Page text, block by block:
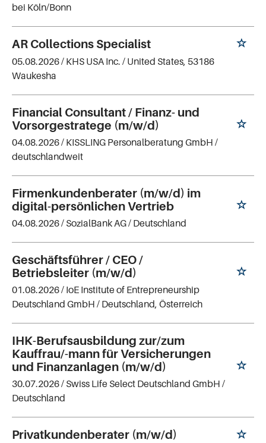
bei Köln/Bonn
AR Collections Specialist
05.08.2026 / KHS USA Inc. / United States, 53186
Waukesha
Financial Consultant / Finanz- und
Vorsorgestratege (m/w/d)
04.08.2026 / KISSLING Personalberatung GmbH /
deutschlandweit
Firmenkundenberater (m/w/d) im
digital-persönlichen Vertrieb
04.08.2026 / SozialBank AG/ Deutschland
Geschäftsführer / CEO /
Betriebsleiter (m/w/d)
01.08.2026 / IoE Institute of Entrepreneurship
Deutschland GmbH / Deutschland, Österreich
IHK-Berufsausbildung zur/zum
Kauffrau/-mann für Versicherungen
und Finanzanlagen (m/w/d)
30.07.2026 / Swiss Life Select Deutschland GmbH /
Deutschland
Privatkundenberater (m/w/d)